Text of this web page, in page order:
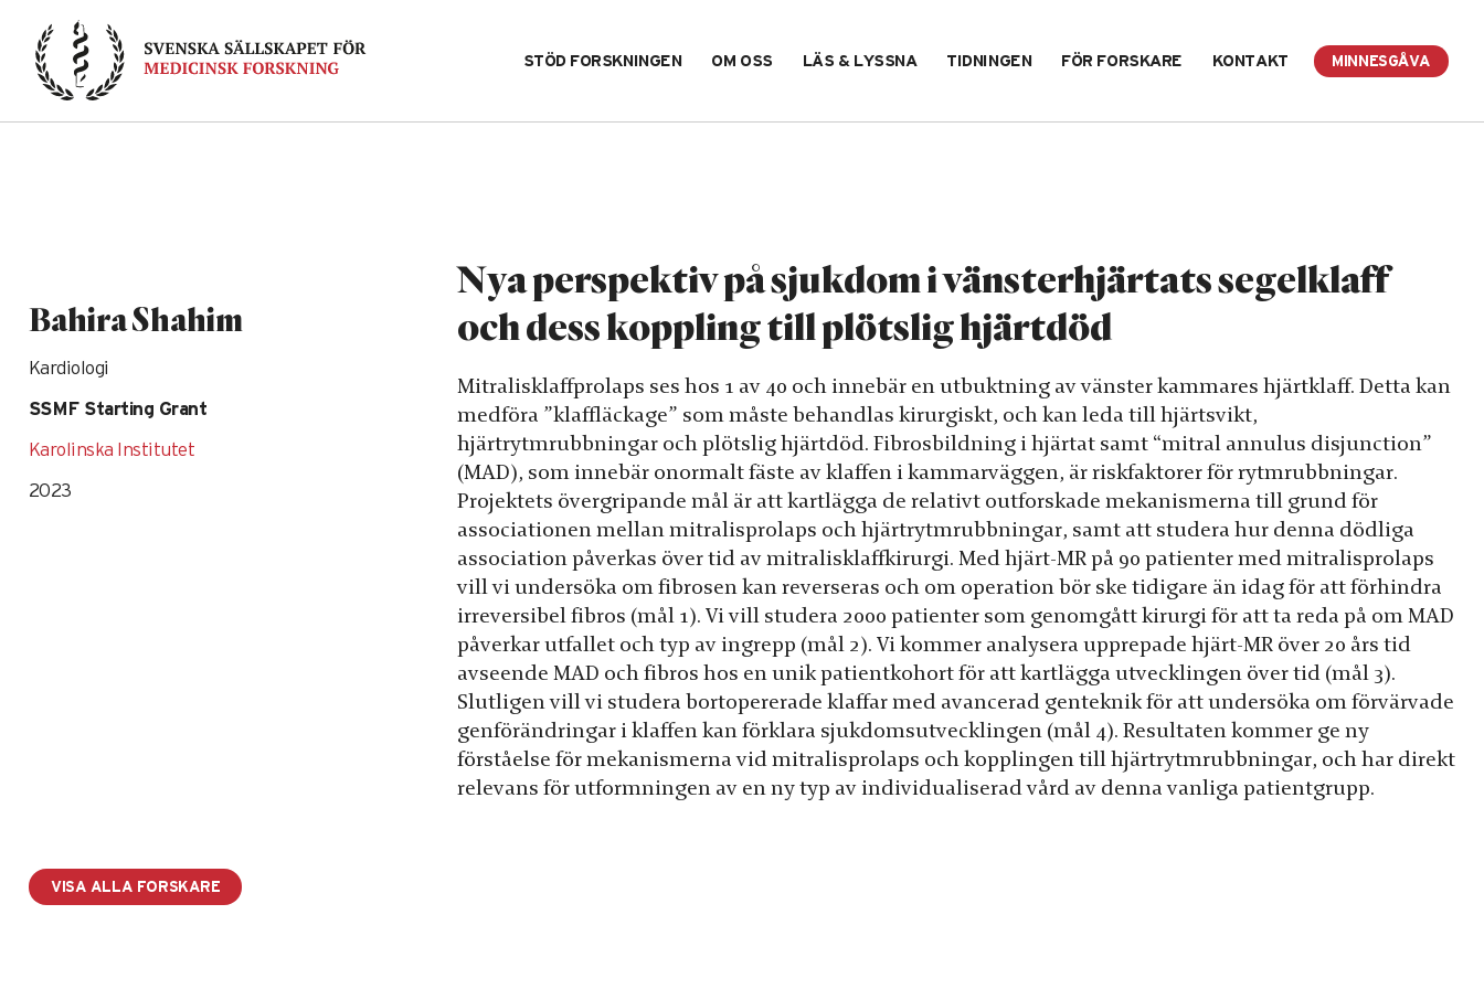
content
STÖD FORSKNINGEN OM OSS LÄS & LYSSNA TIDNINGEN FÖR FORSKARE KONTAKT MINNESGÅVA
Bahira Shahim
Kardiologi
SSMF Starting Grant
Karolinska Institutet
2023
Nya perspektiv på sjukdom i vänsterhjärtats segelklaff
och dess koppling till plötslig hjärtdöd
Mitralisklaffprolaps ses hos 1 av 40 och innebär en utbuktning av vänster kammares hjärtklaff. Detta kan
medföra ”klaffläckage” som måste behandlas kirurgiskt, och kan leda till hjärtsvikt,
hjärtrytmrubbningar och plötslig hjärtdöd. Fibrosbildning i hjärtat samt “mitral annulus disjunction”
(MAD), som innebär onormalt fäste av klaffen i kammarväggen, är riskfaktorer för rytmrubbningar.
Projektets övergripande mål är att kartlägga de relativt outforskade mekanismerna till grund för
associationen mellan mitralisprolaps och hjärtrytmrubbningar, samt att studera hur denna dödliga
association påverkas över tid av mitralisklaffkirurgi. Med hjärt-MR på 90 patienter med mitralisprolaps
vill vi undersöka om fibrosen kan reverseras och om operation bör ske tidigare än idag för att förhindra
irreversibel fibros (mål 1). Vi vill studera 2000 patienter som genomgått kirurgi för att ta reda på om MAD
påverkar utfallet och typ av ingrepp (mål 2). Vi kommer analysera upprepade hjärt-MR över 20 års tid
avseende MAD och fibros hos en unik patientkohort för att kartlägga utvecklingen över tid (mål 3).
Slutligen vill vi studera bortopererade klaffar med avancerad genteknik för att undersöka om förvärvade
genförändringar i klaffen kan förklara sjukdomsutvecklingen (mål 4). Resultaten kommer ge ny
förståelse för mekanismerna vid mitralisprolaps och kopplingen till hjärtrytmrubbningar, och har direkt
relevans för utformningen av en ny typ av individualiserad vård av denna vanliga patientgrupp.
VISA ALLA FORSKARE